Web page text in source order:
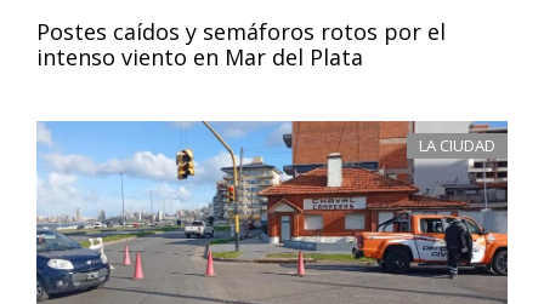
Postes caídos y semáforos rotos por el
intenso viento en Mar del Plata
LA CIUDAD